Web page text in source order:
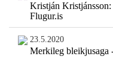
Kristján
Flugur.is
23.5.2020
Merkileg bleikjusaga